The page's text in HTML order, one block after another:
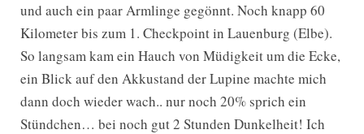
und auch ein paar Armlinge gegönnt. Noch knapp 60
Kilometer bis zum 1. Checkpoint in Lauenburg (Elbe).
So langsam kam ein Hauch von Müdigkeit um die Ecke,
ein Blick auf den Akkustand der Lupine machte mich
dann doch wieder wach.. nur noch 20% sprich ein
Stündchen… bei noch gut 2 Stunden Dunkelheit! Ich